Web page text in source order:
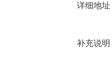
详细地址
补充说明